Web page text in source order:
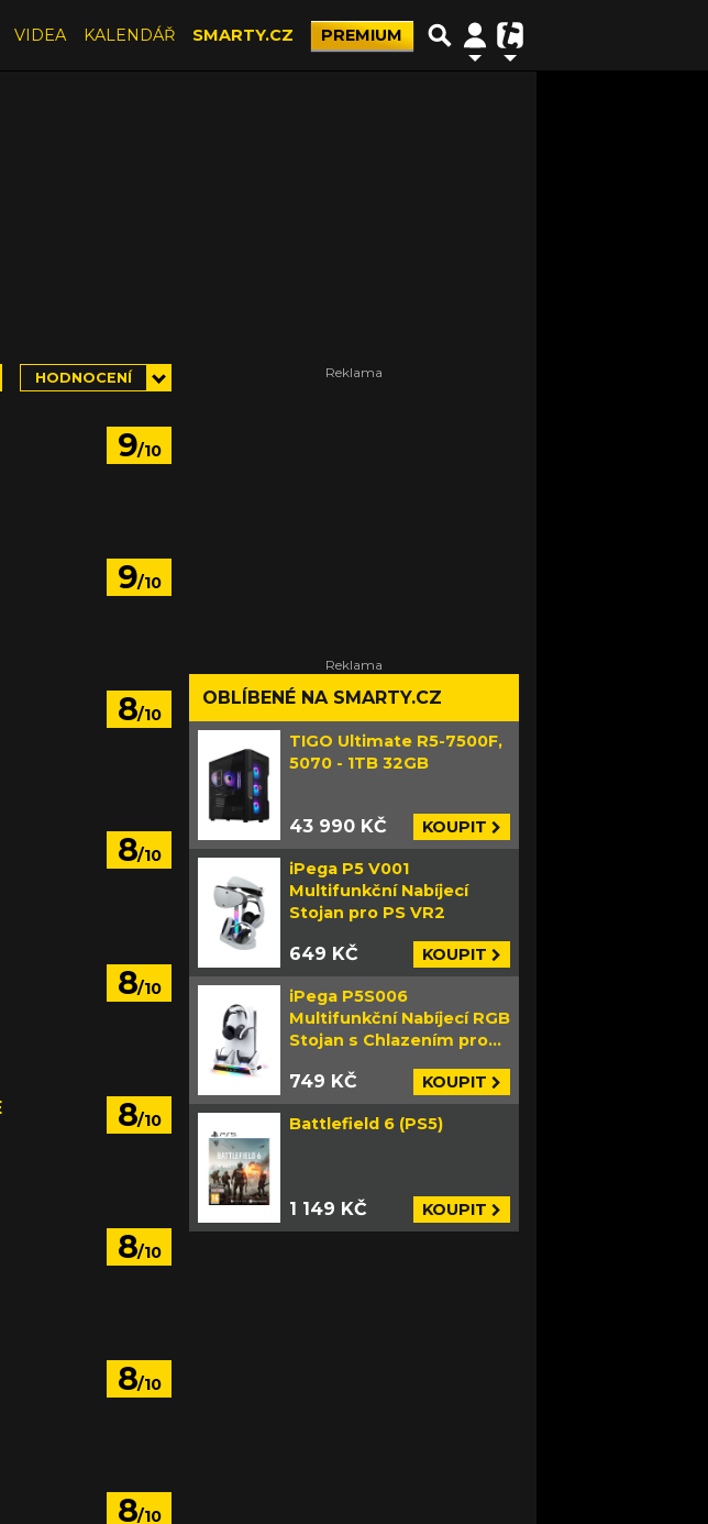
VIDEA KALENDÁŘ SMARTY.CZ PREMIUM
HODNOCENÍ
9/10
9/10
8/10
8/10
8/10
8/10
8/10
8/10
8/10
OBLÍBENÉ NA SMARTY.CZ
TIGO Ultimate R5-7500F,
5070 - 1TB 32GB
43 990 KČ KOUPIT
iPega P5 V001
Multifunkční Nabíjecí
Stojan pro PS VR2
649 KČ KOUPIT
iPega P5S006
Multifunkční Nabíjecí RGB
Stojan s Chlazením pro
749 KČ KOUPIT
Battlefield 6 (PS5)
1 149 KČ KOUPIT